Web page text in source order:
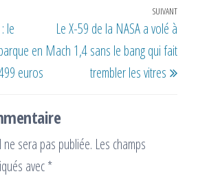
le
en
euros
SUIVANT
Le X-59 de la NASA a volé à
Mach 1,4 sans le bang qui fait
trembler les vitres
sera pas publiée. Les champs
avec*